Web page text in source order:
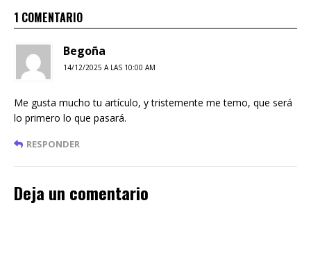
1 COMENTARIO
Begoña
14/12/2025 A LAS 10:00 AM
Me gusta mucho tu artículo, y tristemente me temo, que será
lo primero lo que pasará.
RESPONDER
Deja un comentario